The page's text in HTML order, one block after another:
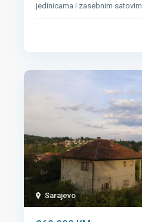
jedinicama i zasebnim satovim
Sarajevo